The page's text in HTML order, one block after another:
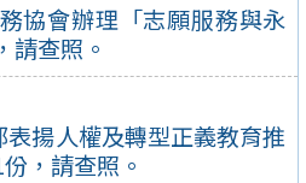
協會辦理「志願服務與永
請查照。
揚人權及轉型正義教育推
，請查照。